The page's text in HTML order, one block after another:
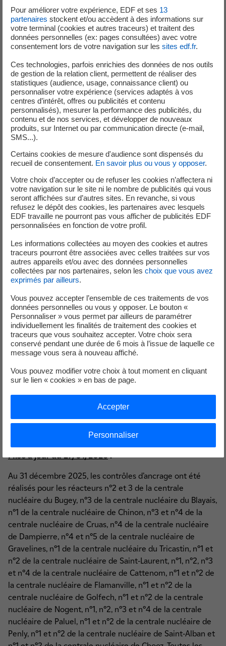
du Bugey, de Gravelines, Dampierre, Blayais, Chinon, Cruas,
Belleville et Civaux, les centrales nucléaires de Saint-
Laurent, Cattenom, Flamanville (hors Flamanville 3),
Golfech, Nogent, Paluel, Penly, Saint-Alban et Chooz sont
également concernées par cet événement.
Mise à jour du 11/04/2022:
Au premier trimestre 2022, les contrôles d’ancrage ont
été réalisés pour les réacteurs n°2 de la centrale nucléaire
Toutes les anomalies relevées ont été traitées.
Mise à jour du 19/05/2023:
Au premier trimestre 2023, les contrôles d’ancrage ont
été réalisés pour les réacteurs n°3 de la centrale nucléaire
des centrales de Gravelines et Dampierre. Toutes les
anomalies relevées ont été traitées. Ces contrôles se
poursuivent sur les autres réacteurs du parc.
Mise à jour du 13/05/2024
Au premier trimestre 2024, les contrôles d’ancrage ont
été réalisés pour les réacteurs n°1, n°2 et n°4 de la
centrale nucléaire du Blayais, n°2, n°3 et n°4 de la centrale
nucléaire de Chinon, n°1 et n°2 de la centrale nucléaire de
n°2, n°3 et n°6 de la centrale nucléaire de Gravelines, n°4
de la centrale nucléaire du Tricastin, n°1 et n°2 de la
centrale nucléaire de Belleville et n°1 et n°2 de la centrale
nucléaire de Civaux. Toutes les anomalies relevées ont été
traitées. Les contrôles et traitements associés se
poursuivent sur les autres réacteurs du parc nucléaire.
Mise à jour du 27/01/2026:
Au 31 décembre 2025, les contrôles d’ancrage ont été
réalisés pour les réacteurs n°2 et 3 de la centrale
nucléaire du Bugey, n°3 de la centrale nucléaire du Blayais,
n°1 de la centrale nucléaire de Chinon, n°3 et n°4 de la
centrale nucléaire de Cruas, n°4 de la centrale nucléaire
de Dampierre, n°4 et n°5 de la centrale nucléaire de
Gravelines, n°1 de la centrale nucléaire du Tricastin, n°1 et
n°2 de la centrale nucléaire de Saint-Laurent, n°1, n°2, n°3
et n°4 de la centrale nucléaire de Cattenom, n°1 et n°2 de
la centrale nucléaire de Flamanville, n°1 et n°2 de la
centrale nucléaire de Golfech, n°1 et n°2 de la centrale
nucléaire de Nogent, n°1, n°2, n°3 et n°4 de la centrale
nucléaire de Paluel, n°1 et n°2 de la centrale nucléaire de
Penly, n°1 et n°2 de la centrale nucléaire de Saint-Alban et
Pour améliorer votre expérience, EDF et ses 13
partenaires stockent et/ou accèdent à des informations sur
votre terminal (cookies et autres traceurs) et traitent des
données personnelles (ex: pages consultées) avec votre
consentement lors de votre navigation sur les sites edf.fr.
Ces technologies, parfois enrichies des données de nos outils
de gestion de la relation client, permettent de réaliser des
statistiques (audience, usage, connaissance client) ou
personnaliser votre expérience (services adaptés à vos
centres d’intérêt, offres ou publicités et contenu
personnalisés), mesurer la performance des publicités, du
contenu et de nos services, et développer de nouveaux
produits, sur Internet ou par communication directe (e-mail,
SMS...).
Certains cookies de mesure d'audience sont dispensés du
recueil de consentement. En savoir plus ou vous y opposer.
Votre choix d’accepter ou de refuser les cookies n’affectera ni
votre navigation sur le site ni le nombre de publicités qui vous
seront affichées sur d’autres sites. En revanche, si vous
refusez le dépôt des cookies, les partenaires avec lesquels
EDF travaille ne pourront pas vous afficher de publicités EDF
personnalisées en fonction de votre profil.
Les informations collectées au moyen des cookies et autres
traceurs pourront être associées avec celles traitées sur vos
autres appareils et/ou avec des données personnelles
collectées par nos partenaires, selon les choix que vous avez
exprimés par ailleurs.
Vous pouvez accepter l’ensemble de ces traitements de vos
données personnelles ou vous y opposer. Le bouton «
Personnaliser » vous permet par ailleurs de paramétrer
individuellement les finalités de traitement des cookies et
traceurs que vous souhaitez accepter. Votre choix sera
conservé pendant une durée de 6 mois à l’issue de laquelle ce
message vous sera à nouveau affiché.
Vous pouvez modifier votre choix à tout moment en cliquant
sur le lien « cookies » en bas de page.
Personnaliser
Accepter